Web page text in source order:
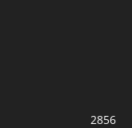
2856